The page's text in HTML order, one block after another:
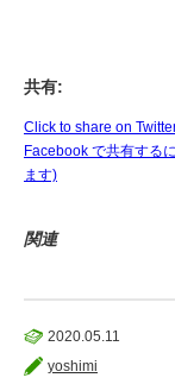
共有:
Click to share on
Facebook で共有する
ます)
関連
2020.05.11
yoshimi